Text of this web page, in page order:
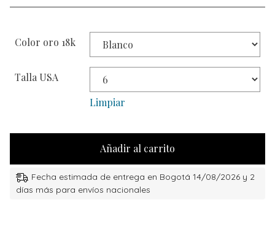
Color oro 18k
Talla USA
Limpiar
Añadir al carrito
Fecha estimada de entrega en Bogotá 14/08/2026 y 2
días más para envíos nacionales